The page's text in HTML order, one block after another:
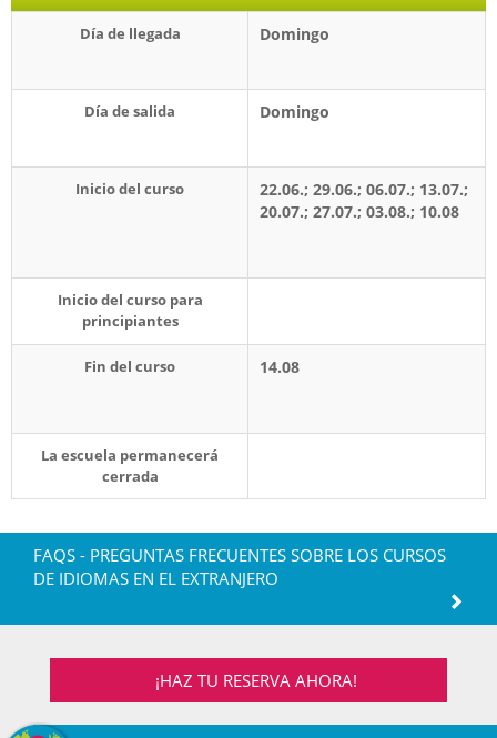
Día de llegada Domingo
Día de salida Domingo
Inicio del curso
22.06.; 29.06.; 06.07.; 13.07.;
20.07.; 27.07.; 03.08.; 10.08
Inicio del curso para
principiantes
Fin del curso 14.08
La escuela permanecerá
cerrada
FAQS - PREGUNTAS FRECUENTES SOBRE LOS CURSOS
DE IDIOMAS EN EL EXTRANJERO
¡HAZ TU RESERVA AHORA!